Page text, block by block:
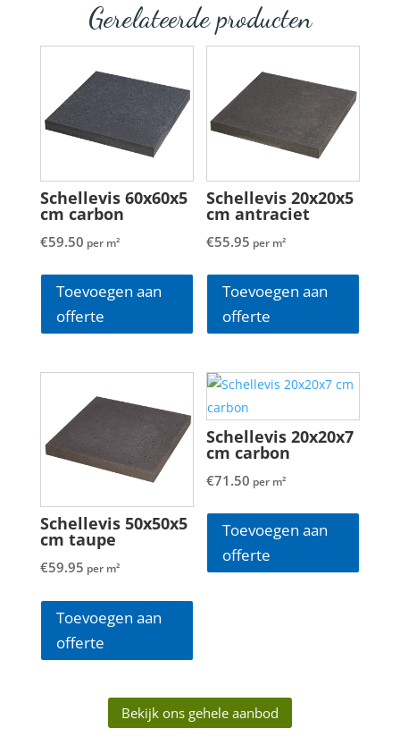
Gerelateerde producten
Schellevis 60x60x5
cm carbon
€59.50 per m²
Toevoegen aan
offerte
Schellevis 20x20x5
cm antraciet
€55.95 per m²
Toevoegen aan
offerte
Schellevis 50x50x5
cm taupe
€59.95 per m²
Toevoegen aan
offerte
Schellevis 20x20x7
cm carbon
€71.50 per m²
Toevoegen aan
offerte
Bekijk ons gehele aanbod